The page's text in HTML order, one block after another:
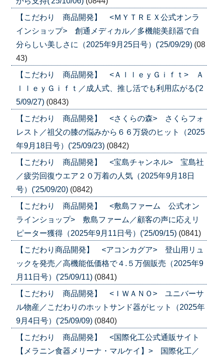
【こだわり 商品開発】 <ＭＹＴＲＥＸ公式オンラ
インショップ> 創通メディカル／多機能美顔器で自
分らしい美しさに（2025年9月25日号）('25/09/29) (08
43)
【こだわり 商品開発】 <ＡｌｌｅｙＧｉｆｔ> Ａ
ｌｌｅｙＧｉｆｔ／成人式、推し活でも利用広がる('2
5/09/27) (0843)
【こだわり 商品開発】 <さくらの森> さくらフォ
レスト／祖父の膝の悩みから６６万袋のヒット（2025
年9月18日号）('25/09/23) (0842)
【こだわり 商品開発】 <宝島チャンネル> 宝島社
／疲労回復ウエア２０万着の人気（2025年9月18日
号）('25/09/20) (0842)
【こだわり 商品開発】 <敷島ファーム 公式オン
ラインショップ> 敷島ファーム／顧客の声に応えリ
ピーター獲得（2025年9月11日号）('25/09/15) (0841)
【こだわり商品開発】 <アコンカグア> 登山用リュ
ックを発売／高機能低価格で４.５万個販売（2025年9
月11日号）('25/09/11) (0841)
【こだわり 商品開発】 <ＩＷＡＮＯ> ユニバーサ
ル物産／こだわりのホットサンド器がヒット（2025年
9月4日号）('25/09/09) (0840)
【こだわり 商品開発】 <国際化工公式通販サイト
【メラニン食器メリーナ・マルケイ】> 国際化工／